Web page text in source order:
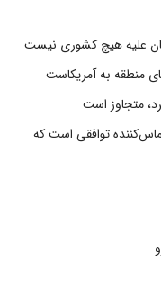
علیه هیچ کشوری نیست
منطقه به آمریکاست
متجاوز است
توافقی است که